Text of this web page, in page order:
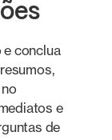
e conclua
e
de